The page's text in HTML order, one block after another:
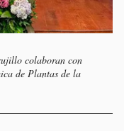
colaboran con
de Plantas de la